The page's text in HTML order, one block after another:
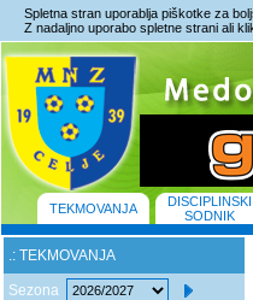
Spletna stran uporablja piškotke za
Z nadaljno uporabo spletne strani ali
TEKMOVANJA
DISCIPLINSKI
SODNIK
.: TEKMOVANJA
Sezona